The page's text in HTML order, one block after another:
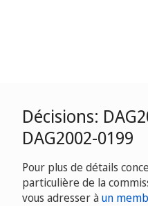
Décisions:
DAG2002-0199
Pour plus de détails
particulière de la
vous adresser àun